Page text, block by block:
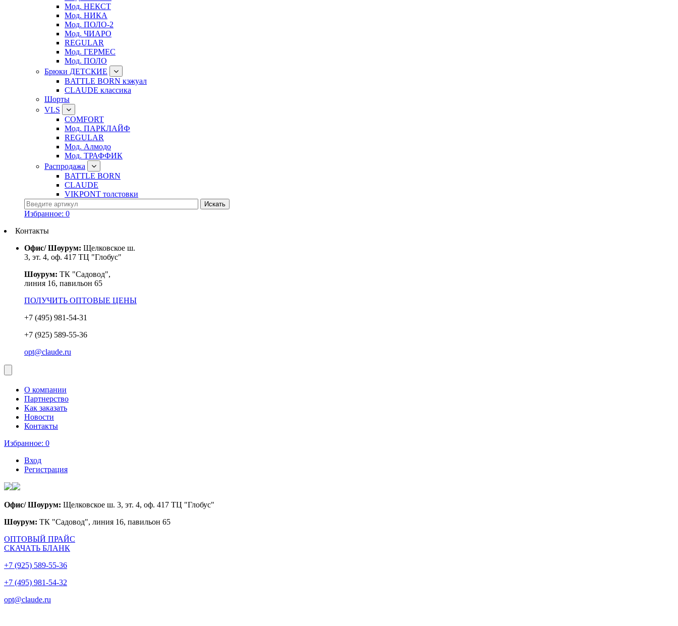
Мод. НЕКСТ
Мод. НИКА
Мод. ПОЛО-2
Мод. ЧИАРО
REGULAR
Мод. ГЕРМЕС
Мод. ПОЛО
Брюки ДЕТСКИЕ
BATTLE BORN кэжуал
CLAUDE классика
Шорты
VLS
COMFORT
Мод. ПАРКЛАЙФ
REGULAR
Мод. Алмодо
Мод. ТРАФФИК
Распродажа
BATTLE BORN
CLAUDE
VIKPONT толстовки
Избранное: 0
Контакты
Офис/ Шоурум: Щелковское ш.
3, эт. 4, оф. 417 ТЦ "Глобус"
Шоурум: ТК "Садовод",
линия 16, павильон 65
ПОЛУЧИТЬ ОПТОВЫЕ ЦЕНЫ
+7 (495) 981-54-31
+7 (925) 589-55-36
opt@claude.ru
О компании
Партнерство
Как заказать
Новости
Контакты
Избранное: 0
Вход
Регистрация
Офис/ Шоурум: Щелковское ш. 3, эт. 4, оф. 417 ТЦ "Глобус"
Шоурум: ТК "Садовод", линия 16, павильон 65
ОПТОВЫЙ ПРАЙС
СКАЧАТЬ БЛАНК
+7 (925) 589-55-36
+7 (495) 981-54-32
opt@claude.ru